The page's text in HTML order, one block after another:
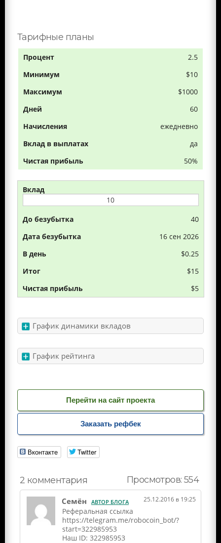
Тарифные планы
2.5
$10
$1000
60
ежедневно
да
50%
40
16 сен 2026
$0.25
$15
$5
График динамики вкладов
График рейтинга
Перейти на сайт проекта
Заказать рефбек
Вконтакте Twitter
Просмотров: 554
2 комментария
Семён АВТОР БЛОГА 25.12.2016 в 19:25
Реферальная ссылка
https://telegram.me/robocoin_bot/?
start=322985953
Наш ID: 322985953